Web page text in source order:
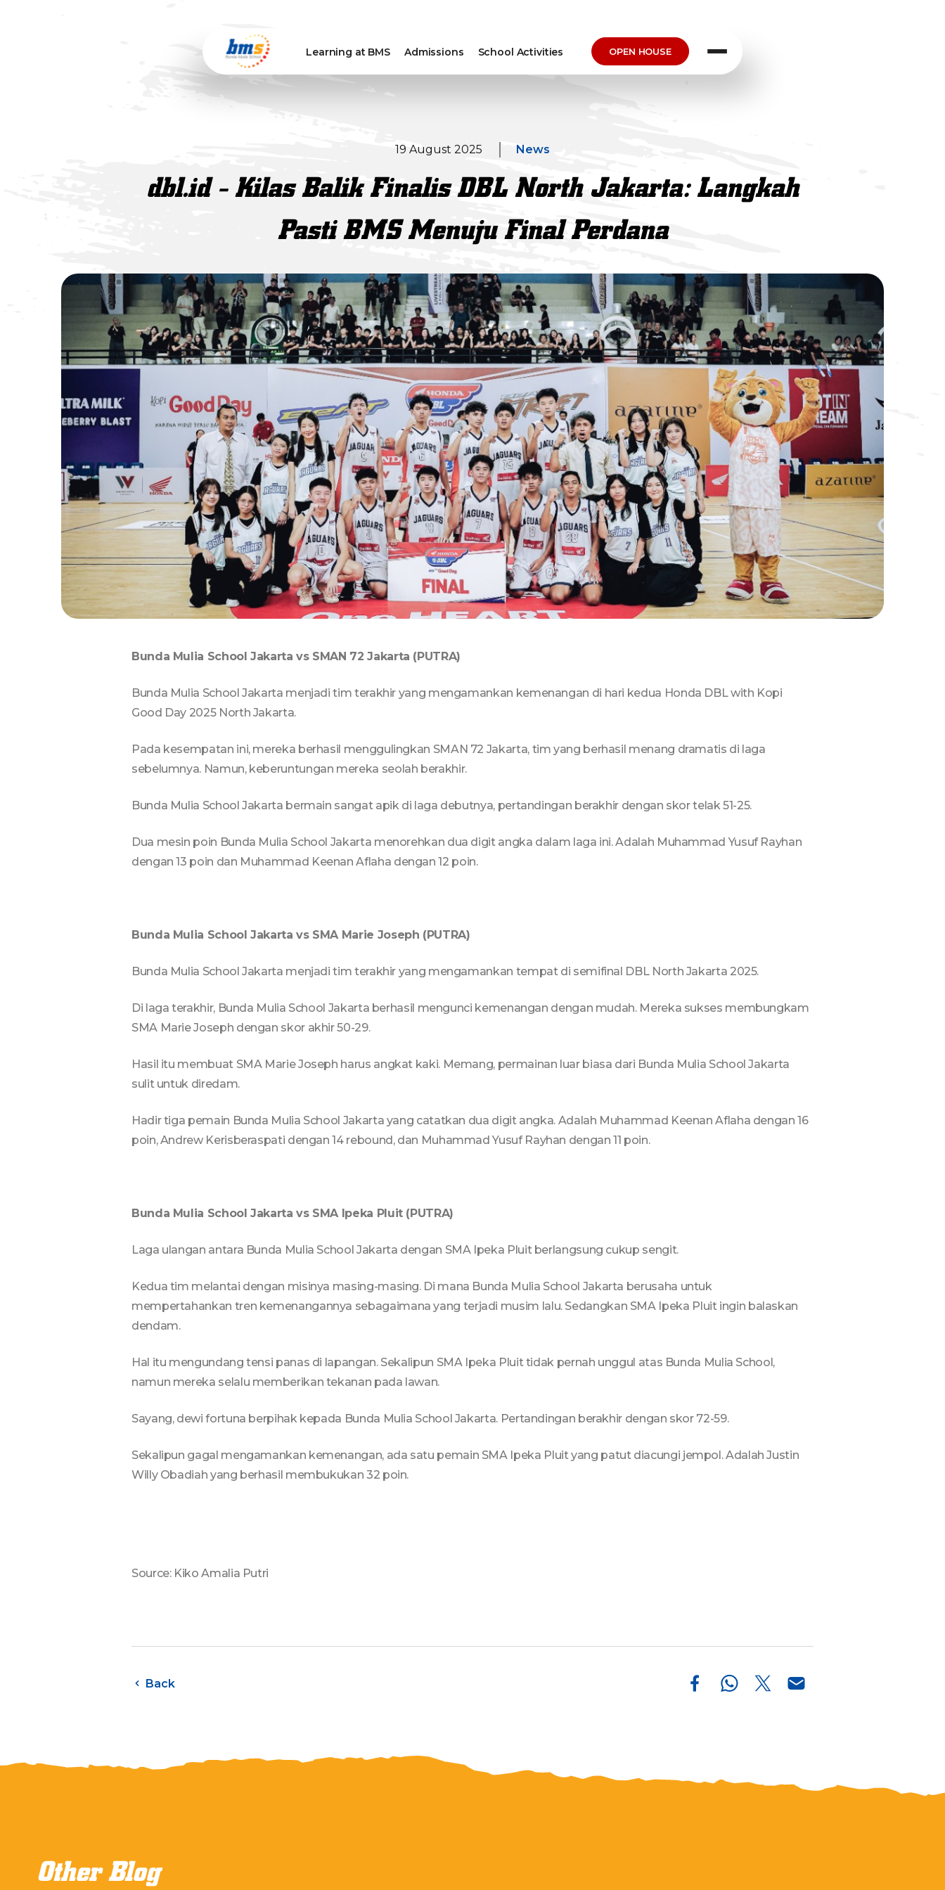
Learning at BMS Admissions School Activities OPEN HOUSE
19 August 2025 News
dbl.id - Kilas Balik Finalis DBL North Jakarta: Langkah
Pasti BMS Menuju Final Perdana
Bunda Mulia School Jakarta vs SMAN 72 Jakarta (PUTRA)
Bunda Mulia School Jakarta menjadi tim terakhir yang mengamankan kemenangan di hari kedua Honda DBL with Kopi
Good Day 2025 North Jakarta.
Pada kesempatan ini, mereka berhasil menggulingkan SMAN 72 Jakarta, tim yang berhasil menang dramatis di laga
sebelumnya. Namun, keberuntungan mereka seolah berakhir.
Bunda Mulia School Jakarta bermain sangat apik di laga debutnya, pertandingan berakhir dengan skor telak 51-25.
Dua mesin poin Bunda Mulia School Jakarta menorehkan dua digit angka dalam laga ini. Adalah Muhammad Yusuf Rayhan
dengan 13 poin dan Muhammad Keenan Aflaha dengan 12 poin.
Bunda Mulia School Jakarta vs SMA Marie Joseph (PUTRA)
Bunda Mulia School Jakarta menjadi tim terakhir yang mengamankan tempat di semifinal DBL North Jakarta 2025.
Di laga terakhir, Bunda Mulia School Jakarta berhasil mengunci kemenangan dengan mudah. Mereka sukses membungkam
SMA Marie Joseph dengan skor akhir 50-29.
Hasil itu membuat SMA Marie Joseph harus angkat kaki. Memang, permainan luar biasa dari Bunda Mulia School Jakarta
sulit untuk diredam.
Hadir tiga pemain Bunda Mulia School Jakarta yang catatkan dua digit angka. Adalah Muhammad Keenan Aflaha dengan 16
poin, Andrew Kerisberaspati dengan 14 rebound, dan Muhammad Yusuf Rayhan dengan 11 poin.
Bunda Mulia School Jakarta vs SMA Ipeka Pluit (PUTRA)
Laga ulangan antara Bunda Mulia School Jakarta dengan SMA Ipeka Pluit berlangsung cukup sengit.
Kedua tim melantai dengan misinya masing-masing. Di mana Bunda Mulia School Jakarta berusaha untuk
mempertahankan tren kemenangannya sebagaimana yang terjadi musim lalu. Sedangkan SMA Ipeka Pluit ingin balaskan
dendam.
Hal itu mengundang tensi panas di lapangan. Sekalipun SMA Ipeka Pluit tidak pernah unggul atas Bunda Mulia School,
namun mereka selalu memberikan tekanan pada lawan.
Sayang, dewi fortuna berpihak kepada Bunda Mulia School Jakarta. Pertandingan berakhir dengan skor 72-59.
Sekalipun gagal mengamankan kemenangan, ada satu pemain SMA Ipeka Pluit yang patut diacungi jempol. Adalah Justin
Willy Obadiah yang berhasil membukukan 32 poin.
Source: Kiko Amalia Putri
Back
Other Blog